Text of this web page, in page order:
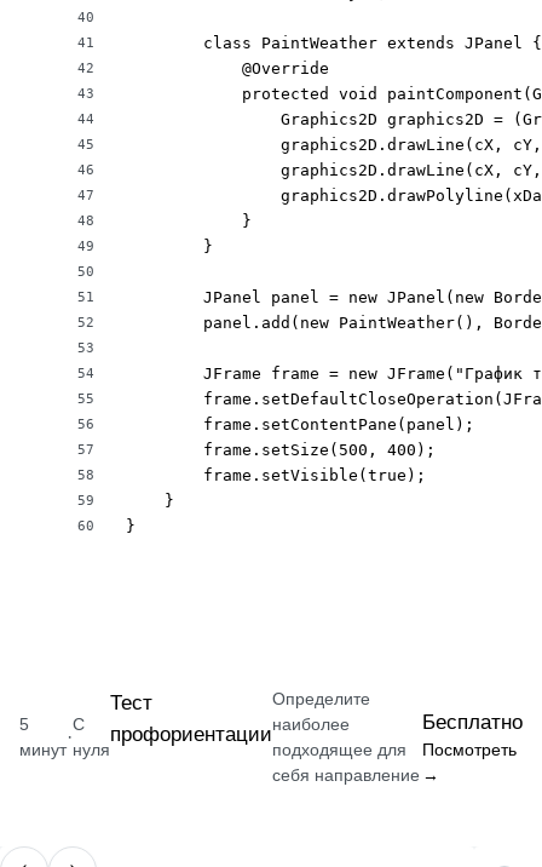
40
41
42
43
44
45
46
47
48
49
50
51
52
53
54
55
56
57
58
59
60
        class PaintWeather extends JPanel {
            @Override
protected void
Graphics2D graphics2D =
graphics2D.drawLine(cX,
graphics2D.drawLine(cX,
            }
        }
JPanel panel = new JPanel(new
panel.add(new PaintWeather(),
JFrame frame = new JFrame("График
        frame.setContentPane(panel);
        frame.setSize(500, 400);
        frame.setVisible(true);
    }
}
5
минут
·
С
нуля
Тест
профориентации
Определите
наиболее
подходящее для
себя направление
Бесплатно
Посмотреть
→